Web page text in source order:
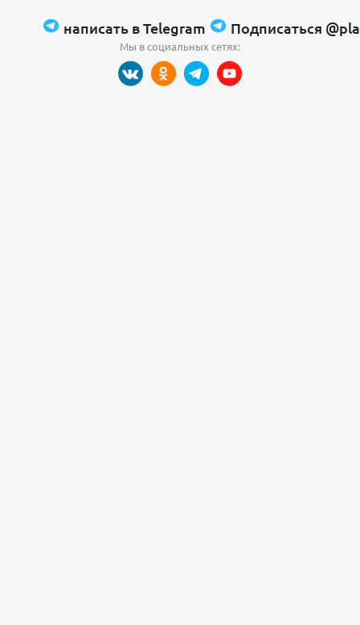
написать в Telegram Подписаться
Мы в социальных сетях: